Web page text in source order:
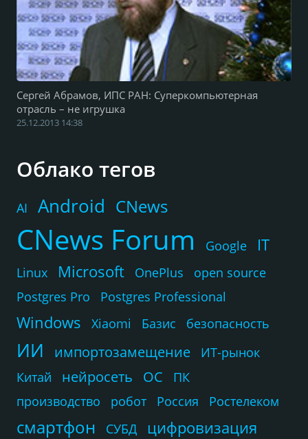
Сергей Абрамов, ИПС РАН: Суперкомпьютерная
отрасль – не игрушка
25.12.2013 14:38
Облако тегов
AI Android CNews
CNews Forum Google IT
Linux Microsoft OnePlus
open source
Postgres Pro
Postgres Professional
Windows Xiaomi Базис безопасность
ИИ импортозамещение
ИТ-рынок
Китай
нейросеть ОС
ПК
производство
робот Россия Ростелеком
смартфон СУБД цифровизация